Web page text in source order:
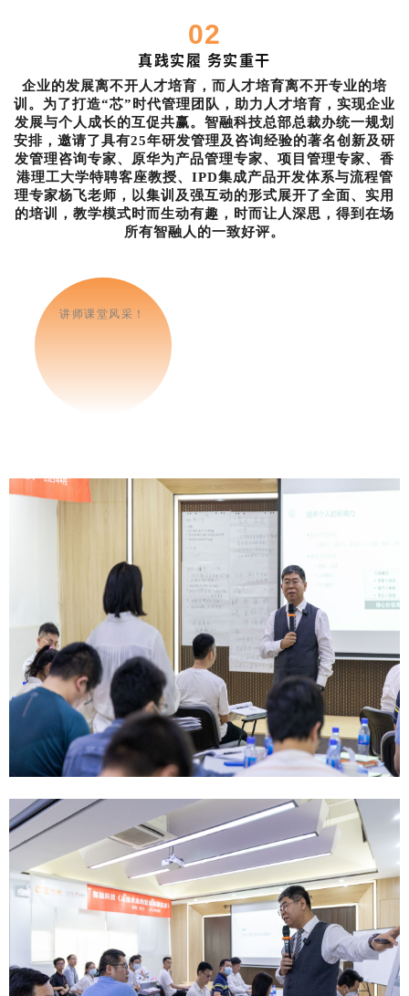
02
真践实履 务实重干
企业的发展离不开人才培育，而人才培育离不开专业的培
训。为了打造“芯”时代管理团队，助力人才培育，实现企业
发展与个人成长的互促共赢。智融科技总部总裁办统一规划
安排，邀请了具有25年研发管理及咨询经验的著名创新及研
发管理咨询专家、原华为产品管理专家、项目管理专家、香
港理工大学特聘客座教授、IPD集成产品开发体系与流程管
理专家杨飞老师，以集训及强互动的形式展开了全面、实用
的培训
，教学模式时而生动有趣，时而让人深思，得到在场
所有智融人的一致好评。
讲师课堂风采！